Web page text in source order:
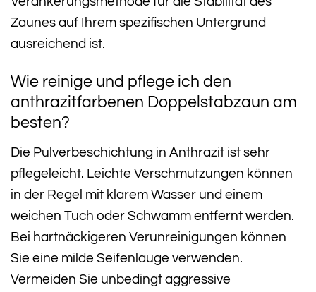
Zaunes auf Ihrem spezifischen Untergrund
ausreichend ist.
Wie reinige und pflege ich den
anthrazitfarbenen Doppelstabzaun am
besten?
Die Pulverbeschichtung in Anthrazit ist sehr
pflegeleicht. Leichte Verschmutzungen können
in der Regel mit klarem Wasser und einem
weichen Tuch oder Schwamm entfernt werden.
Bei hartnäckigeren Verunreinigungen können
Sie eine milde Seifenlauge verwenden.
Vermeiden Sie unbedingt aggressive